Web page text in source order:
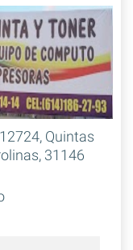
Quintas
31146